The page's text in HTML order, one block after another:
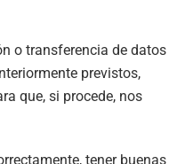
o transferencia de datos
previstos,
que, si procede, nos
tener buenas